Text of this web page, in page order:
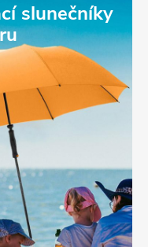
slunečníky